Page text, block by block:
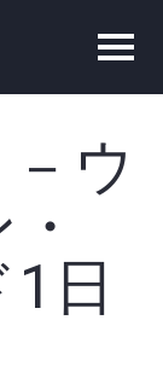
ウ
日